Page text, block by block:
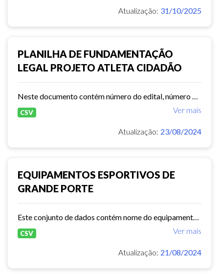
Atualização: 31/10/2025
PLANILHA DE FUNDAMENTAÇÃO
LEGAL PROJETO ATLETA CIDADÃO
Ver mais
CSV
Atualização: 23/08/2024
EQUIPAMENTOS ESPORTIVOS DE
GRANDE PORTE
Ver mais
CSV
Atualização: 21/08/2024